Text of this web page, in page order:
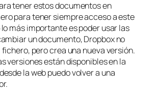
tener estos documentos en
para tener siempre acceso a este
más importante es poder usar las
un documento, Dropbox no
pero crea una nueva versión.
versiones están disponibles en la
la web puedo volver a una